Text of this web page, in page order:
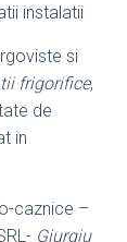
instalatii
si
frigorifice,
de
in
caznice –
Giurgiu